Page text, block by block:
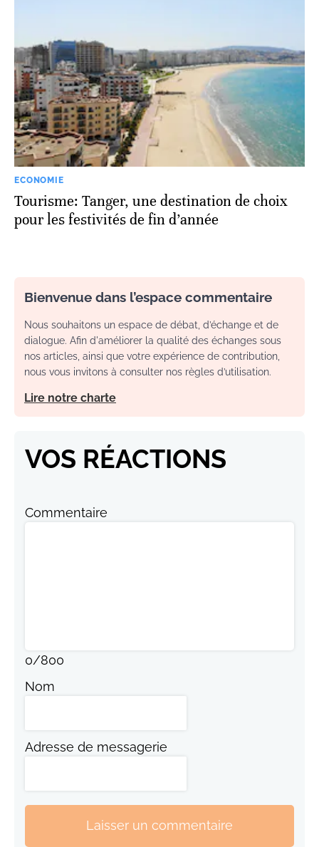
ECONOMIE
Tourisme: Tanger, une destination de choix
pour les festivités de fin d’année
Bienvenue dans l’espace commentaire
Nous souhaitons un espace de débat, d’échange et de
dialogue. Afin d'améliorer la qualité des échanges sous
nos articles, ainsi que votre expérience de contribution,
nous vous invitons à consulter nos règles d’utilisation.
Lire notre charte
VOS RÉACTIONS
Commentaire
0/800
Nom
Adresse de messagerie
Laisser un commentaire